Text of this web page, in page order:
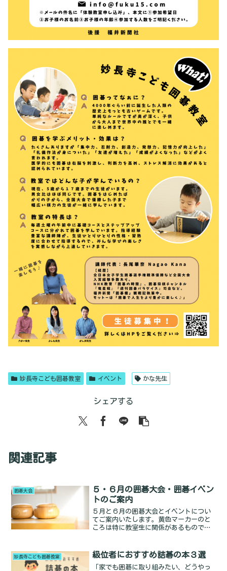
妙長寺こども囲碁教室 イベント かな先生
シェアする
関連記事
囲碁大会
５・６月の囲碁大会・囲碁イベン
トのご案内
５月と６月の囲碁大会とイベントについ
てご案内いたします。黄色マーカーのと
ころは特に教室生に関係があるもので
名人戦福井県大会 オール互先のため、
対象は主に高段者５Read more...
妙長寺こども囲碁教室 級位者におすすめ詰碁の本３選
「家でも囲碁に取り組みたい、どうやっ